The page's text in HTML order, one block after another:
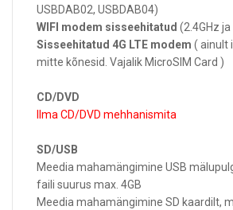
USBDAB02, USBDAB04)
WIFI modem sisseehitatud (2.4GHz ja
Sisseehitatud 4G LTE modem ( ainult
mitte kõnesid. Vajalik MicroSIM Card )
CD/DVD
Ilma CD/DVD mehhanismita
SD/USB
Meedia mahamängimine USB
faili suurus max. 4GB
Meedia mahamängimine SD kaardilt,